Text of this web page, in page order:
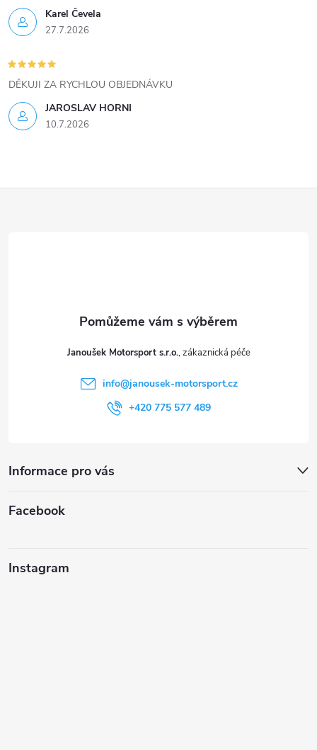
ý
p
i
s
u
Karel Čevela
27.7.2026
JAROSLAV HORNI
10.7.2026
DĚKUJI ZA RYCHLOU OBJEDNÁVKU
Janoušek Motorsport s.r.o.
info@janousek-motorsport.cz
+420 775 577 489
Informace pro vás
Facebook
Instagram